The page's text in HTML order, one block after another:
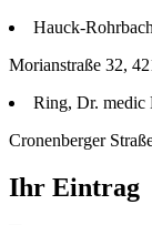
Hauck-
Morianstraße 32,
Ring, Dr. medic
Cronenberger
Ihr Eintrag